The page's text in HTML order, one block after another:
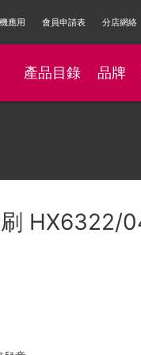
應用 會員申請表 分店網絡
產品目錄 品牌
刷 HX6322/